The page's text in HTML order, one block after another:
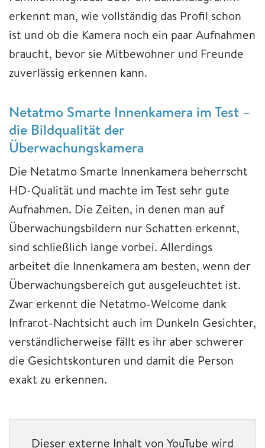
erkennt man, wie vollständig das Profil schon
ist und ob die Kamera noch ein paar Aufnahmen
braucht, bevor sie Mitbewohner und Freunde
zuverlässig erkennen kann.
Netatmo Smarte Innenkamera im Test –
die Bildqualität der
Überwachungskamera
Die Netatmo Smarte Innenkamera beherrscht
HD-Qualität und machte im Test sehr gute
Aufnahmen. Die Zeiten, in denen man auf
Überwachungsbildern nur Schatten erkennt,
sind schließlich lange vorbei. Allerdings
arbeitet die Innenkamera am besten, wenn der
Überwachungsbereich gut ausgeleuchtet ist.
Zwar erkennt die Netatmo-Welcome dank
Infrarot-Nachtsicht auch im Dunkeln Gesichter,
verständlicherweise fällt es ihr aber schwerer
die Gesichtskonturen und damit die Person
exakt zu erkennen.
Dieser externe Inhalt von YouTube wird